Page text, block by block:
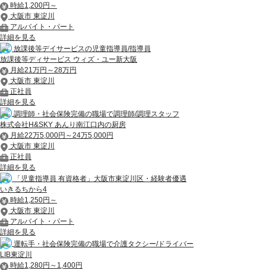
時給1,200円～
大阪市 東淀川
アルバイト・パート
詳細を見る
放課後等デイサービスの児童指導員/指導員
放課後等ディサービス ウィズ・ユー新大阪
月給21万円～28万円
大阪市 東淀川
正社員
詳細を見る
調理師・社会保険完備の職場で調理師/調理スタッフ
株式会社H&SKY あんり南江口内の厨房
月給22万5,000円～24万5,000円
大阪市 東淀川
正社員
詳細を見る
「児童指導員 有資格者」大阪市東淀川区・経験者優遇
いきるちから4
時給1,250円～
大阪市 東淀川
アルバイト・パート
詳細を見る
運転手・社会保険完備の職場で介護タクシー/ドライバー
LIB東淀川
時給1,280円～1,400円